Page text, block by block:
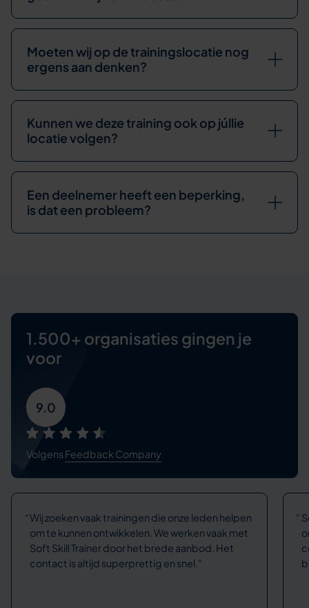
Moeten wij op de trainingslocatie nog
ergens aan denken?
Kunnen we deze training ook op júllie
locatie volgen?
Een deelnemer heeft een beperking,
is dat een probleem?
1.500+ organisaties gingen je
voor
9.0
VolgensFeedback Company
Wij zoeken vaak trainingen die onze leden helpen
om te kunnen ontwikkelen. We werken vaak met
Soft Skill Trainer door het brede aanbod. Het
contact is altijd superprettig en snel.